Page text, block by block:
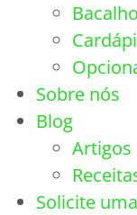
Sobre nós
Blog
Artigos
Solicite